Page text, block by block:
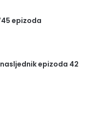
epizoda
epizoda 42